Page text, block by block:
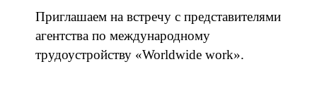
Приглашаем на встречу с представителями
агентства по международному
трудоустройству «Worldwide work».